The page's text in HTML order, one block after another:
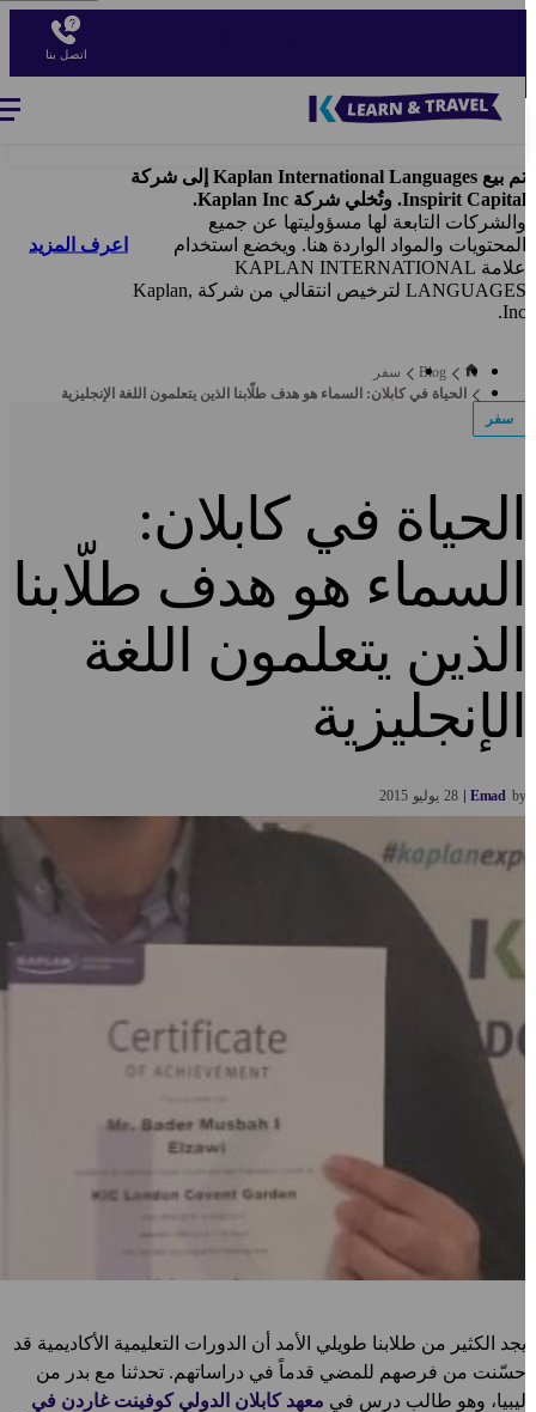
اتصل بنا
تم بيع Kaplan International Languages إلى شركة
Inspirit Capital. وتُخلي شركة Kaplan Inc.
والشركات التابعة لها مسؤوليتها عن جميع
المحتويات والمواد الواردة هنا. ويخضع استخدام
علامة KAPLAN INTERNATIONAL
LANGUAGES لترخيص انتقالي من شركة Kaplan,
Inc.
اعرف المزيد
Blog
سفر
الحياة في كابلان: السماء هو هدف طلّابنا الذين يتعلمون اللغة الإنجليزية
سفر
الحياة في كابلان:
السماء هو هدف طلّابنا
الذين يتعلمون اللغة
الإنجليزية
by
Emad
28 يوليو 2015
يجد الكثير من طلابنا طويلي الأمد أن الدورات التعليمية الأكاديمية قد
حسّنت من فرصهم للمضي قدماً في دراساتهم. تحدثنا مع بدر من
ليبيا، وهو طالب درس في معهد كابلان الدولي كوفينت غاردن في